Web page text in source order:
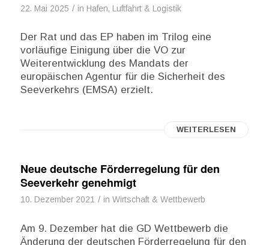
22. Mai 2025 / in Hafen, Luftfahrt & Logistik
Der Rat und das EP haben im Trilog eine
vorläufige Einigung über die VO zur
Weiterentwicklung des Mandats der
europäischen Agentur für die Sicherheit des
Seeverkehrs (EMSA) erzielt.
WEITERLESEN
Neue deutsche Förderregelung für den
Seeverkehr genehmigt
10. Dezember 2021 / in Wirtschaft & Wettbewerb
Am 9. Dezember hat die GD Wettbewerb die
Änderung der deutschen Förderregelung für den